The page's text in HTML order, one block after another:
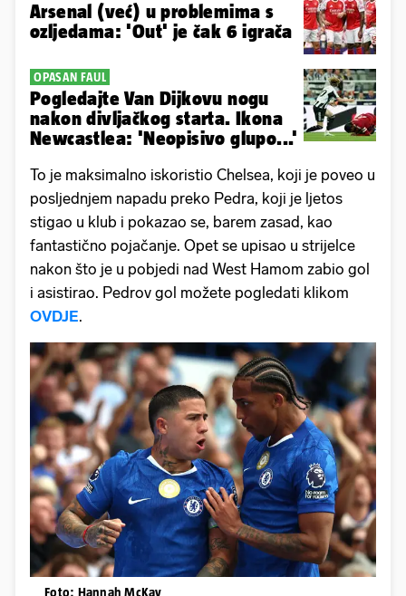
Arsenal (već) u problemima s
ozljedama: 'Out' je čak 6 igrača
OPASAN FAUL
Pogledajte Van Dijkovu nogu
nakon divljačkog starta. Ikona
Newcastlea: 'Neopisivo glupo...'
To je maksimalno iskoristio Chelsea, koji je poveo u
posljednjem napadu preko Pedra, koji je ljetos
stigao u klub i pokazao se, barem zasad, kao
fantastično pojačanje. Opet se upisao u strijelce
nakon što je u pobjedi nad West Hamom zabio gol
i asistirao. Pedrov gol možete pogledati klikom
OVDJE.
Foto: Hannah McKay